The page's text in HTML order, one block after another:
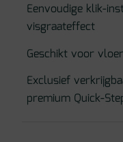
Eenvoudige klik-
visgraateffect
Geschikt voor
Exclusief
premium Quick-